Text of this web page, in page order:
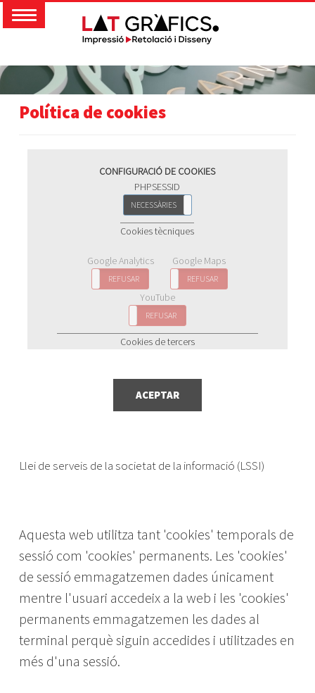
Política de cookies
CONFIGURACIÓ DE COOKIES
PHPSESSID
NECESSÀRIES
Cookies tècniques
Google Analytics
REFUSAR
Google Maps
ACCEPTAR REFUSAR
YouTube
REFUSAR
Cookies de tercers
ACEPTAR
Llei de serveis de la societat de la informació (LSSI)
Aquesta web utilitza tant 'cookies' temporals de
sessió com 'cookies' permanents. Les 'cookies'
de sessió emmagatzemen dades únicament
mentre l'usuari accedeix a la web i les 'cookies'
permanents emmagatzemen les dades al
terminal perquè siguin accedides i utilitzades en
més d'una sessió.